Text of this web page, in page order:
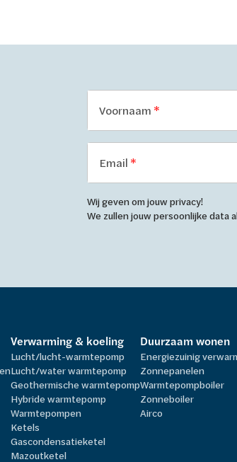
Voornaam
Email
Wij geven om jouw privacy!
We zullen jouw persoonlijke data
Verwarming & koeling
Lucht/lucht-warmtepomp
Lucht/water warmtepomp
Geothermische warmtepomp
Hybride warmtepomp
Warmtepompen
Ketels
Gascondensatieketel
Mazoutketel
Duurzaam wonen
Energiezuinig
Zonnepanelen
Warmtepompboiler
Zonneboiler
Airco